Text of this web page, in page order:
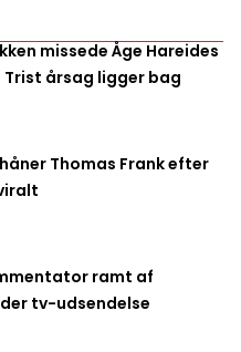
missede Åge Hareides
Trist årsag ligger bag
Thomas Frank efter
ramt af
tv-udsendelse